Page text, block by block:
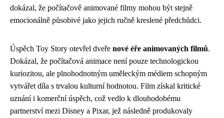
dokázal, že počítačově animované filmy mohou být stejně
emocionálně působivé jako jejich ručně kreslené předchůdci.
Úspěch Toy Story otevřel dveře nové éře animovaných filmů.
Dokázal, že počítačová animace není pouze technologickou
kuriozitou, ale plnohodnotným uměleckým médiem schopným
vytvářet díla s trvalou kulturní hodnotou. Film získal kritické
uznání i komerční úspěch, což vedlo k dlouhodobému
partnerství mezi Disney a Pixar, jež následně produkovaly